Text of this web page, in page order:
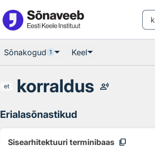
Sõnakogud 1 Keel
et korraldus record_voice_over
Erialasõnastikud
Sisearhitektuuri terminibaas content_copy